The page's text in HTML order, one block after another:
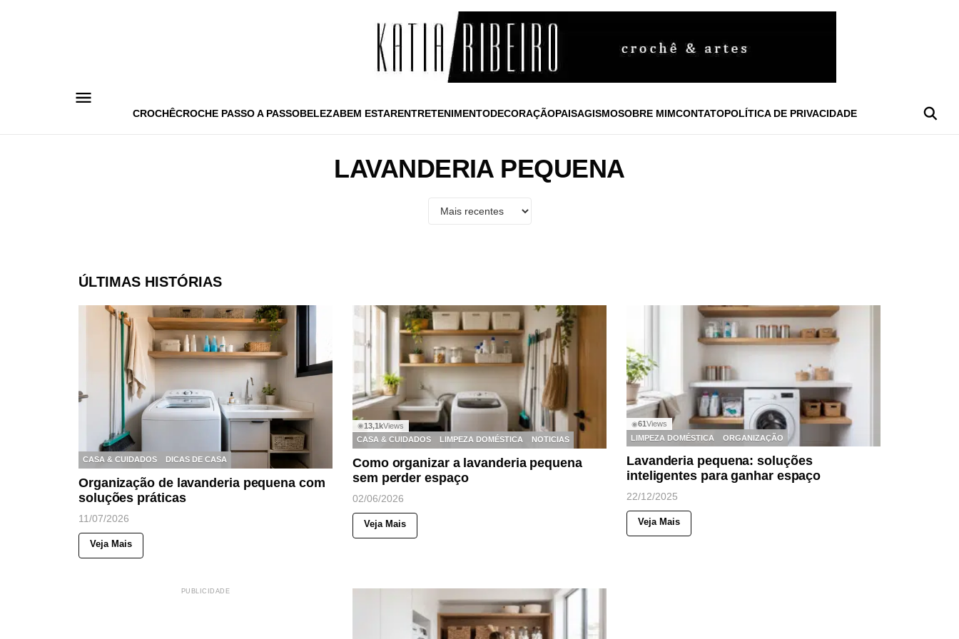
CROCHÊCROCHE PASSO A PASSOBELEZABEM ESTARENTRETENIMENTODECORAÇÃOPAISAGISMOSOBRE MIMCONTATOPOLÍTICA DE PRIVACIDADE
LAVANDERIA PEQUENA
ÚLTIMAS HISTÓRIAS
CASA & CUIDADOS DICAS DE CASA
Organização de lavanderia pequena com
soluções práticas
11/07/2026
Veja Mais
◉13,1kViews
CASA & CUIDADOS
LIMPEZA DOMÉSTICA NOTICIAS
Como organizar a lavanderia pequena
sem perder espaço
02/06/2026
Veja Mais
◉61Views
LIMPEZA DOMÉSTICA
ORGANIZAÇÃO
Lavanderia pequena: soluções
inteligentes para ganhar espaço
22/12/2025
Veja Mais
PUBLICIDADE